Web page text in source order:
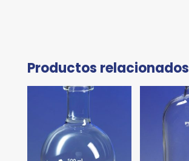
Productos relacionados